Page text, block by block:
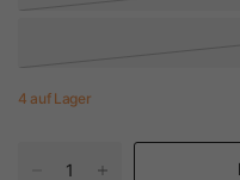
4 auf Lager